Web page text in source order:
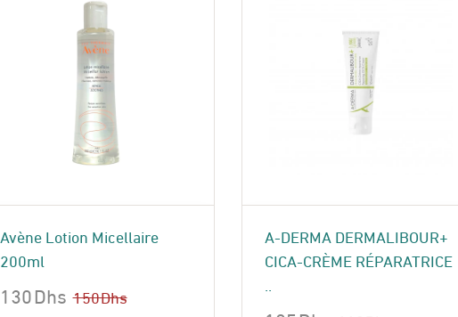
Avène Lotion Micellaire
200ml
150Dhs
130Dhs
A-DERMA DERMALIBOUR+
CICA-CRÈME RÉPARATRICE